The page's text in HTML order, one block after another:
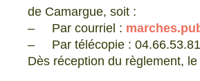
de Camargue, soit :
– Par courriel :
– Par télécopie :
Dès réception du règlement,